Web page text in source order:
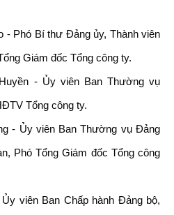
- Phó Bí thư Đảng ủy, Thành viên
Giám đốc Tổng công ty.
- Ủy viên Ban Thường vụ
Tổng công ty.
- Ủy viên Ban Thường vụ Đảng
Phó Tổng Giám đốc Tổng công
viên Ban Chấp hành Đảng bộ,